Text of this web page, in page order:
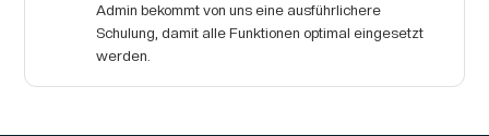
Admin bekommt von uns eine ausführlichere
Schulung, damit alle Funktionen optimal eingesetzt
werden.